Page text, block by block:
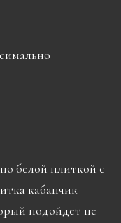
белой плиткой с
кабанчик —
подойдет не